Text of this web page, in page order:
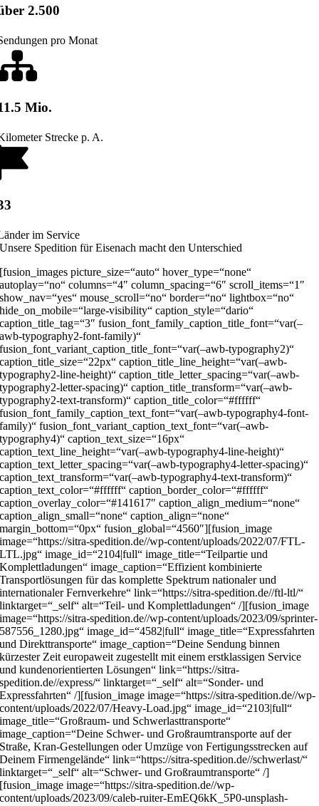
2.500
pro Monat
Mio.
Strecke p. A.
im Service
Unsere Spedition für Eisenach macht den Unterschied
[fusion_images picture_size=“auto“ hover_type=“none“
autoplay=“no“ columns=“4″ column_spacing=“6″ scroll_items=“1″
show_nav=“yes“ mouse_scroll=“no“ border=“no“ lightbox=“no“
hide_on_mobile=“large-visibility“ caption_style=“dario“
caption_title_tag=“3″ fusion_font_family_caption_title_font=“var(–
awb-typography2-font-family)“
fusion_font_variant_caption_title_font=“var(–awb-typography2)“
caption_title_size=“22px“ caption_title_line_height=“var(–awb-
typography2-line-height)“ caption_title_letter_spacing=“var(–awb-
typography2-letter-spacing)“ caption_title_transform=“var(–awb-
typography2-text-transform)“ caption_title_color=“#ffffff“
fusion_font_family_caption_text_font=“var(–awb-typography4-font-
family)“ fusion_font_variant_caption_text_font=“var(–awb-
typography4)“ caption_text_size=“16px“
caption_text_line_height=“var(–awb-typography4-line-height)“
caption_text_letter_spacing=“var(–awb-typography4-letter-spacing)“
caption_text_transform=“var(–awb-typography4-text-transform)“
caption_text_color=“#ffffff“ caption_border_color=“#ffffff“
caption_overlay_color=“#141617″ caption_align_medium=“none“
caption_align_small=“none“ caption_align=“none“
margin_bottom=“0px“ fusion_global=“4560″][fusion_image
image=“https://sitra-spedition.de//wp-content/uploads/2022/07/FTL-
LTL.jpg“ image_id=“2104|full“ image_title=“Teilpartie und
Komplettladungen“ image_caption=“Effizient kombinierte
Transportlösungen für das komplette Spektrum nationaler und
internationaler Fernverkehre“ link=“https://sitra-spedition.de//ftl-ltl/“
linktarget=“_self“ alt=“Teil- und Komplettladungen“ /][fusion_image
image=“https://sitra-spedition.de//wp-content/uploads/2023/09/sprinter-
587556_1280.jpg“ image_id=“4582|full“ image_title=“Expressfahrten
und Direkttransporte“ image_caption=“Deine Sendung binnen
kürzester Zeit europaweit zugestellt mit einem erstklassigen Service
und kundenorientierten Lösungen“ link=“https://sitra-
spedition.de//express/“ linktarget=“_self“ alt=“Sonder- und
Expressfahrten“ /][fusion_image image=“https://sitra-spedition.de//wp-
content/uploads/2022/07/Heavy-Load.jpg“ image_id=“2103|full“
image_title=“Großraum- und Schwerlasttransporte“
image_caption=“Deine Schwer- und Großraumtransporte auf der
Straße, Kran-Gestellungen oder Umzüge von Fertigungsstrecken auf
Deinem Firmengelände“ link=“https://sitra-spedition.de//schwerlast/“
linktarget=“_self“ alt=“Schwer- und Großraumtransporte“ /]
[fusion_image image=“https://sitra-spedition.de//wp-
content/uploads/2023/09/caleb-ruiter-EmEQ6kK_5P0-unsplash-